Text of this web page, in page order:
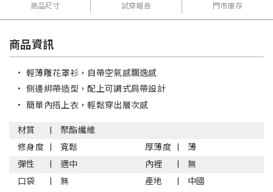
商品尺寸 試穿報告 門市庫存
商品資訊
• 輕薄雕花罩衫，自帶空氣感飄逸感
• 側邊綁帶造型，配上可調式肩帶設計
• 簡單內搭上衣，輕鬆穿出層次感
材質
聚酯纖維
修身度
寬鬆 厚薄度
薄
彈性
適中 內裡
無
口袋
無 產地 中國